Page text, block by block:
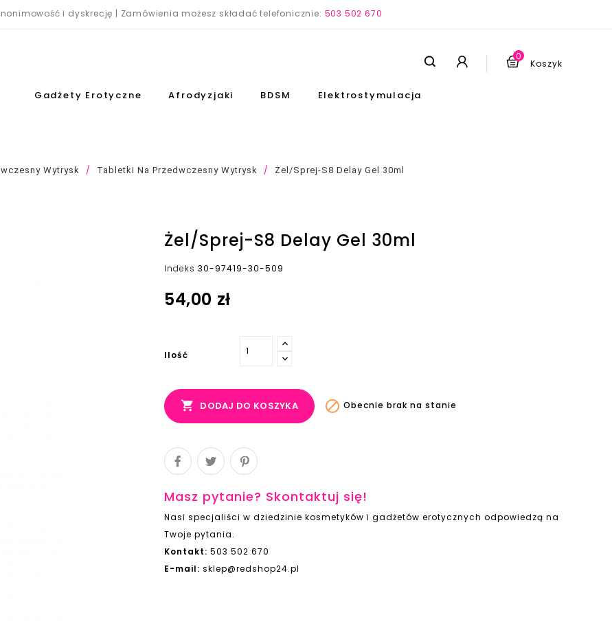
i dyskrecję | Zamówienia możesz składać telefonicznie: 503 502 670
0
Koszyk
Gadżety Erotyczne Afrodyzjaki BDSM Elektrostymulacja
Wytrysk Tabletki Na Przedwczesny Wytrysk Żel/sprej-S8 Delay Gel 30ml
Żel/sprej-S8 Delay Gel 30ml
Indeks 30-97419-30-509
54,00 zł
Ilość
 DODAJ DO KOSZYKA  Obecnie brak na stanie
Masz pytanie? Skontaktuj się!
Nasi specjaliści w dziedzinie kosmetyków i gadżetów erotycznych odpowiedzą na
Twoje pytania.
Kontakt: 503 502 670
E-mail: sklep@redshop24.pl